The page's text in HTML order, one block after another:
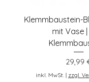
Klemmbaustein-
mit Vase |
Preis
29,99
inkl. MwSt.| zzgl.